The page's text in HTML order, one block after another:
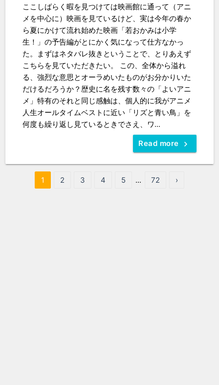
ここしばらく暇を見つけては映画館に通って（アニ
メを中心に）映画を見ているけど、実は今年の春か
ら夏にかけて流れ始めた映画「若おかみは小学
生！」の予告編がとにかく気になって仕方なかっ
た。まずはネタバレ抜きということで、とりあえず
こちらを見ていただきたい。 この、全体から溢れ
る、強烈な意思とオーラめいたものがお分かりいた
だけるだろうか？歴史に名を残す数々の「よいアニ
メ」特有のそれと同じ感触は、個人的に我がアニメ
人生オールタイムベストに近い「リズと青い鳥」を
何度も繰り返し見ているときでさえ、ワ...
Read more
1 2 3 4 5 ... 72 ›